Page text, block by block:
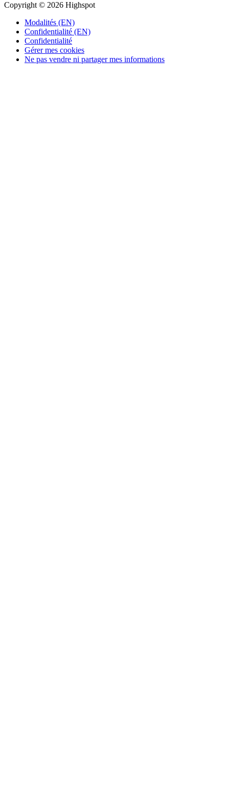
Copyright © 2026 Highspot
Modalités (EN)
Confidentialité (EN)
Confidentialité
Gérer mes cookies
Ne pas vendre ni partager mes informations